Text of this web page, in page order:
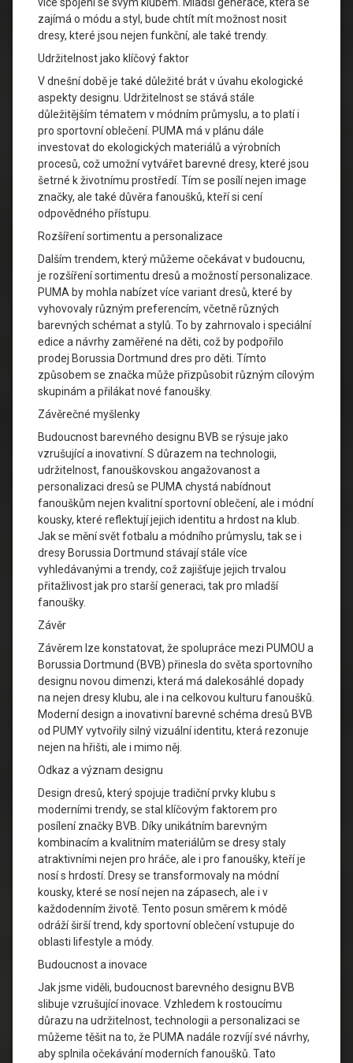
zajímá o módu a styl, bude chtít mít možnost nosit
dresy, které jsou nejen funkční, ale také trendy.
Udržitelnost jako klíčový faktor
V dnešní době je také důležité brát v úvahu ekologické
aspekty designu. Udržitelnost se stává stále
důležitějším tématem v módním průmyslu, a to platí i
pro sportovní oblečení. PUMA má v plánu dále
investovat do ekologických materiálů a výrobních
procesů, což umožní vytvářet barevné dresy, které jsou
šetrné k životnímu prostředí. Tím se posílí nejen image
značky, ale také důvěra fanoušků, kteří si cení
odpovědného přístupu.
Rozšíření sortimentu a personalizace
Dalším trendem, který můžeme očekávat v budoucnu,
je rozšíření sortimentu dresů a možností personalizace.
PUMA by mohla nabízet více variant dresů, které by
vyhovovaly různým preferencím, včetně různých
barevných schémat a stylů. To by zahrnovalo i speciální
edice a návrhy zaměřené na děti, což by podpořilo
prodej Borussia Dortmund dres pro děti. Tímto
způsobem se značka může přizpůsobit různým cílovým
skupinám a přilákat nové fanoušky.
Závěrečné myšlenky
Budoucnost barevného designu BVB se rýsuje jako
vzrušující a inovativní. S důrazem na technologii,
udržitelnost, fanouškovskou angažovanost a
personalizaci dresů se PUMA chystá nabídnout
fanouškům nejen kvalitní sportovní oblečení, ale i módní
kousky, které reflektují jejich identitu a hrdost na klub.
Jak se mění svět fotbalu a módního průmyslu, tak se i
dresy Borussia Dortmund stávají stále více
vyhledávanými a trendy, což zajišťuje jejich trvalou
přitažlivost jak pro starší generaci, tak pro mladší
fanoušky.
Závěr
Závěrem lze konstatovat, že spolupráce mezi PUMOU a
Borussia Dortmund (BVB) přinesla do světa sportovního
designu novou dimenzi, která má dalekosáhlé dopady
na nejen dresy klubu, ale i na celkovou kulturu fanoušků.
Moderní design a inovativní barevné schéma dresů BVB
od PUMY vytvořily silný vizuální identitu, která rezonuje
nejen na hřišti, ale i mimo něj.
Odkaz a význam designu
Design dresů, který spojuje tradiční prvky klubu s
moderními trendy, se stal klíčovým faktorem pro
posílení značky BVB. Díky unikátním barevným
kombinacím a kvalitním materiálům se dresy staly
atraktivními nejen pro hráče, ale i pro fanoušky, kteří je
nosí s hrdostí. Dresy se transformovaly na módní
kousky, které se nosí nejen na zápasech, ale i v
každodenním životě. Tento posun směrem k módě
odráží širší trend, kdy sportovní oblečení vstupuje do
oblasti lifestyle a módy.
Budoucnost a inovace
Jak jsme viděli, budoucnost barevného designu BVB
slibuje vzrušující inovace. Vzhledem k rostoucímu
důrazu na udržitelnost, technologii a personalizaci se
můžeme těšit na to, že PUMA nadále rozvíjí své návrhy,
aby splnila očekávání moderních fanoušků. Tato